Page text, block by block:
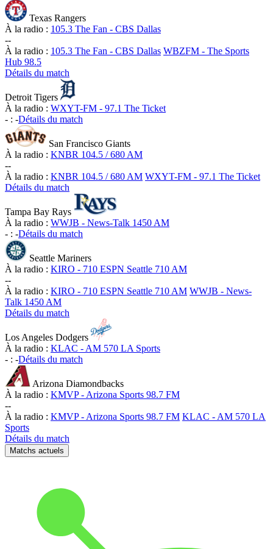
Texas Rangers
À la radio : 105.3 The Fan - CBS Dallas
--
À la radio : 105.3 The Fan - CBS Dallas WBZFM - The Sports
Hub 98.5
Détails du match
Detroit Tigers
À la radio : WXYT-FM - 97.1 The Ticket
- : -Détails du match
San Francisco Giants
À la radio : KNBR 104.5 / 680 AM
--
À la radio : KNBR 104.5 / 680 AM WXYT-FM - 97.1 The Ticket
Détails du match
Tampa Bay Rays
À la radio : WWJB - News-Talk 1450 AM
- : -Détails du match
Seattle Mariners
À la radio : KIRO - 710 ESPN Seattle 710 AM
--
À la radio : KIRO - 710 ESPN Seattle 710 AM WWJB - News-
Talk 1450 AM
Détails du match
Los Angeles Dodgers
À la radio : KLAC - AM 570 LA Sports
- : -Détails du match
Arizona Diamondbacks
À la radio : KMVP - Arizona Sports 98.7 FM
--
À la radio : KMVP - Arizona Sports 98.7 FM KLAC - AM 570 LA
Sports
Détails du match
Matchs actuels